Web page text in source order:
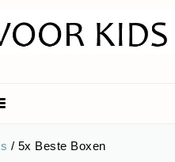
/ 5x Beste Boxen